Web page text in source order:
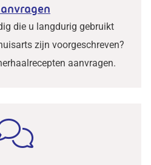
die u langdurig gebruikt
zijn voorgeschreven?
aanvragen.